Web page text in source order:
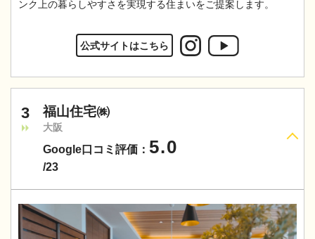
ンク上の暮らしやすさを実現する住まいをご提案します。
公式サイトはこちら
3 福山住宅㈱
大阪
Google口コミ評価： 5.0
/23